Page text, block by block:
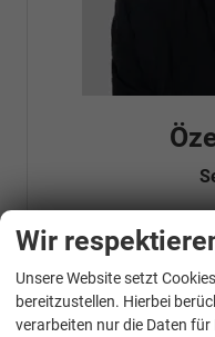
E-Mailadresse:
Fahrzeugnr.
Wir
Unsere Website setzt
bereitzustellen. Hierbei
verarbeiten nur die Daten